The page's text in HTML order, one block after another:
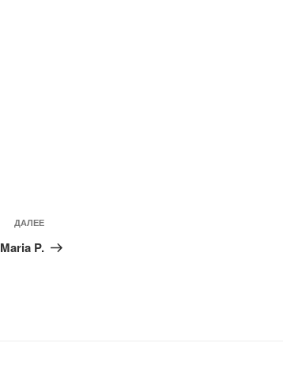
Следующая
запись
ДАЛЕЕ
Maria P.